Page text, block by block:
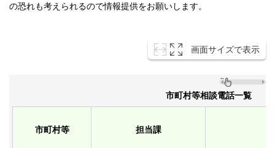
の恐れも考えられるので情報提供をお願いします。
画面サイズで表示
市町村等相談電話一覧
市町村等 担当課